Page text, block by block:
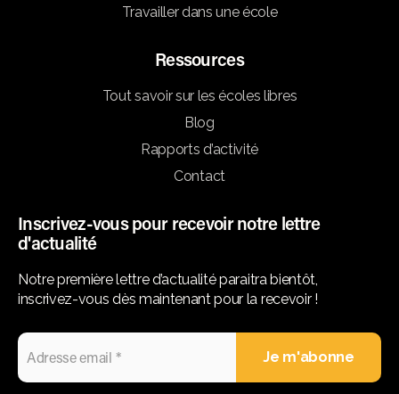
Travailler dans une école
Ressources
Tout savoir sur les écoles libres
Blog
Rapports d’activité
Contact
Inscrivez-vous pour recevoir notre lettre
d'actualité
Notre première lettre d’actualité paraitra bientôt,
inscrivez-vous dès maintenant pour la recevoir !